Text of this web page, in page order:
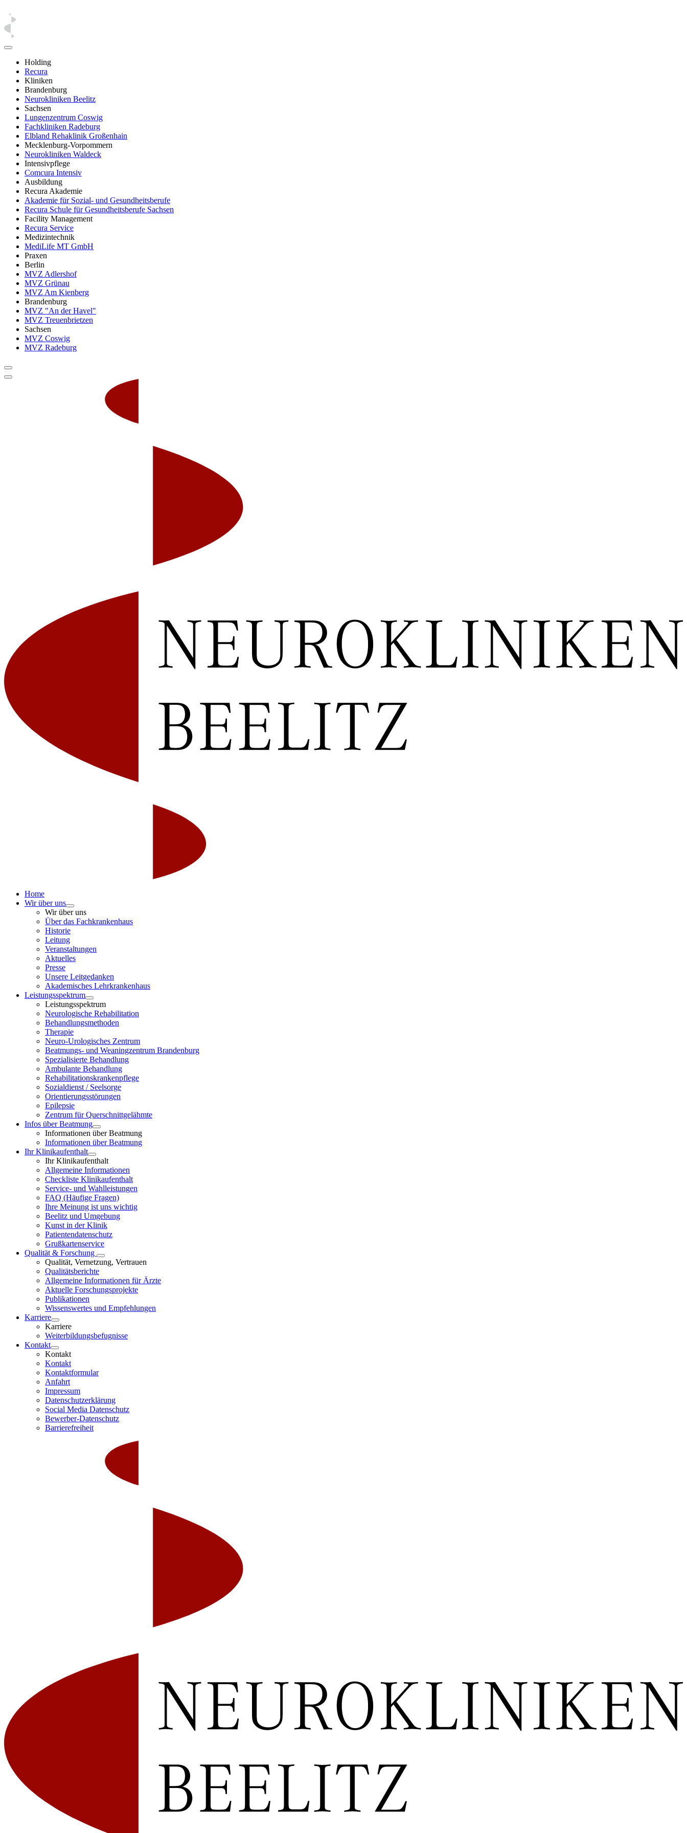
Holding
Recura
Kliniken
Brandenburg
Neurokliniken Beelitz
Sachsen
Lungenzentrum Coswig
Fachkliniken Radeburg
Elbland Rehaklinik Großenhain
Mecklenburg-Vorpommern
Neurokliniken Waldeck
Intensivpflege
Comcura Intensiv
Ausbildung
Recura Akademie
Akademie für Sozial- und Gesundheitsberufe
Recura Schule für Gesundheitsberufe Sachsen
Facility Management
Recura Service
Medizintechnik
MediLife MT GmbH
Praxen
Berlin
MVZ Adlershof
MVZ Grünau
MVZ Am Kienberg
Brandenburg
MVZ "An der Havel"
MVZ Treuenbrietzen
Sachsen
MVZ Coswig
MVZ Radeburg
Home
Wir über uns
Wir über uns
Über das Fachkrankenhaus
Historie
Leitung
Veranstaltungen
Aktuelles
Presse
Unsere Leitgedanken
Akademisches Lehrkrankenhaus
Leistungsspektrum
Leistungsspektrum
Neurologische Rehabilitation
Behandlungsmethoden
Therapie
Neuro-Urologisches Zentrum
Beatmungs- und Weaningzentrum Brandenburg
Spezialisierte Behandlung
Ambulante Behandlung
Rehabilitationskrankenpflege
Sozialdienst / Seelsorge
Orientierungsstörungen
Epilepsie
Zentrum für Querschnittgelähmte
Infos über Beatmung
Informationen über Beatmung
Informationen über Beatmung
Ihr Klinikaufenthalt
Ihr Klinikaufenthalt
Allgemeine Informationen
Checkliste Klinikaufenthalt
Service- und Wahlleistungen
FAQ (Häufige Fragen)
Ihre Meinung ist uns wichtig
Beelitz und Umgebung
Kunst in der Klinik
Patientendatenschutz
Grußkartenservice
Qualität & Forschung
Qualität, Vernetzung, Vertrauen
Qualitätsberichte
Allgemeine Informationen für Ärzte
Aktuelle Forschungsprojekte
Publikationen
Wissenswertes und Empfehlungen
Karriere
Karriere
Weiterbildungsbefugnisse
Kontakt
Kontakt
Kontakt
Kontaktformular
Anfahrt
Impressum
Datenschutzerklärung
Social Media Datenschutz
Bewerber-Datenschutz
Barrierefreiheit